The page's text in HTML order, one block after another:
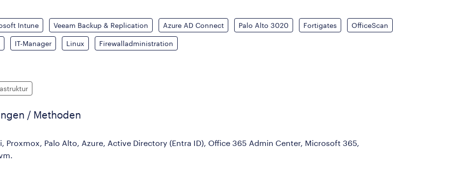
Intune Veeam Backup & Replication Azure AD Connect Palo Alto 3020 Fortigates OfficeScan
IT-Manager Linux Firewalladministration
/ Methoden
Proxmox, Palo Alto, Azure, Active Directory (Entra ID), Office 365 Admin Center, Microsoft 365,